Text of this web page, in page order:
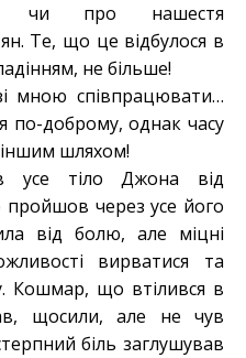
чи про нашестя
Те, що це відбулося в
не більше!
мною співпрацювати…
по-доброму, однак часу
шляхом!
усе тіло Джона від
через усе його
від болю, але міцні
вирватися та
Кошмар, що втілився в
щосили, але не чув
біль заглушував